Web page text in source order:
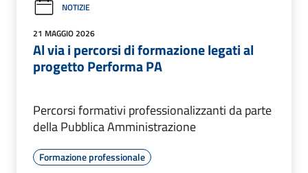
NOTIZIE
21 MAGGIO 2026
Al via i percorsi di formazione legati al
progetto Performa PA
Percorsi formativi professionalizzanti da parte
della Pubblica Amministrazione
Formazione professionale